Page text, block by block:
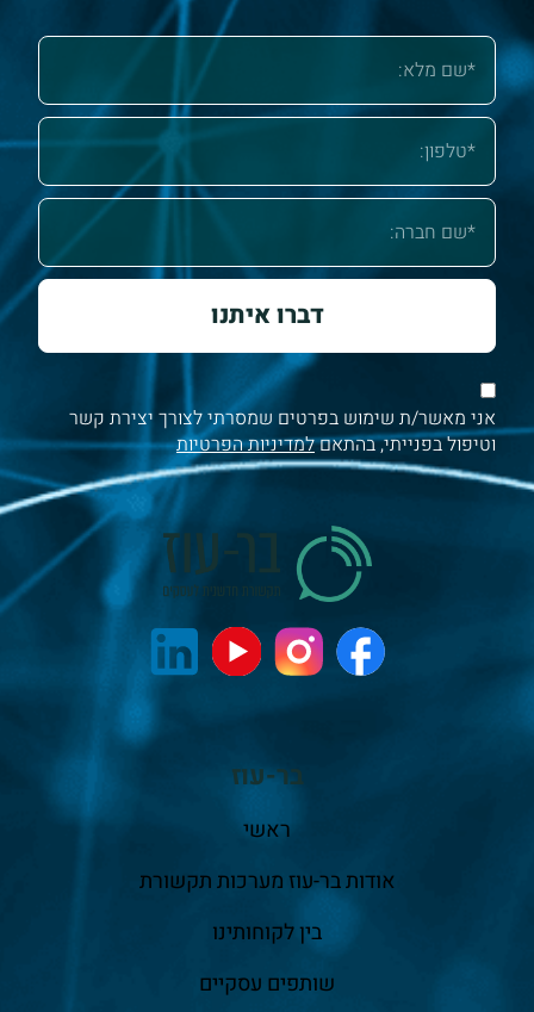
אני מאשר/ת שימוש בפרטים שמסרתי לצורך יצירת קשר
וטיפול בפנייתי, בהתאםלמדיניות הפרטיות
דברו איתנו
בר-עוז
ראשי
אודות בר-עוז מערכות תקשורת
בין לקוחותינו
שותפים עסקיים